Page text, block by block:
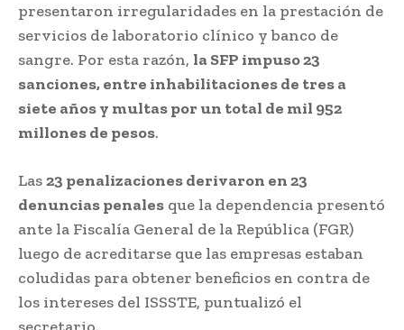
presentaron irregularidades en la prestación de
servicios de laboratorio clínico y banco de
sangre. Por esta razón, la SFP impuso 23
sanciones, entre inhabilitaciones de tres a
siete años y multas por un total de mil 952
millones de pesos.
Las23 penalizaciones derivaron en 23
denuncias penales que la dependencia presentó
ante la Fiscalía General de la República (FGR)
luego de acreditarse que las empresas estaban
coludidas para obtener beneficios en contra de
los intereses del ISSSTE, puntualizó el